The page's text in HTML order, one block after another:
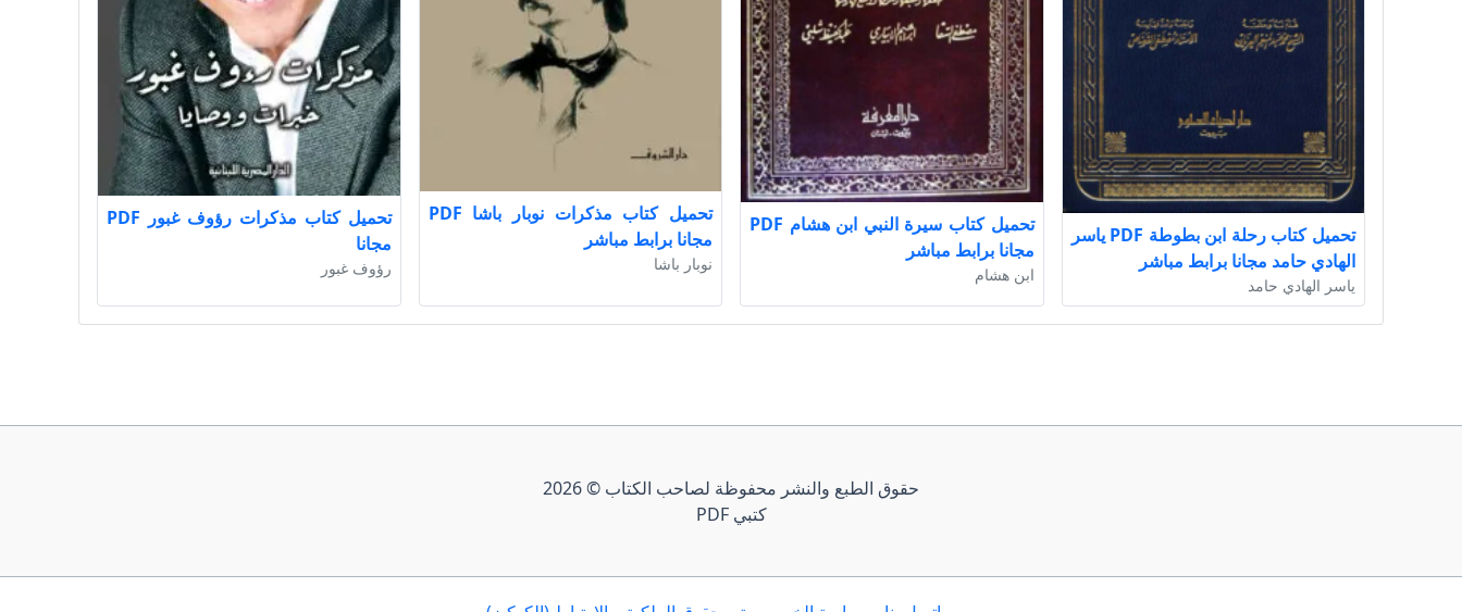
تحميل كتاب رحلة ابن بطوطة PDF ياسر
الهادي حامد مجانا برابط مباشر
ياسر الهادي حامد
تحميل كتاب سيرة النبي ابن هشام PDF
مجانا برابط مباشر
ابن هشام
تحميل كتاب مذكرات نوبار باشا PDF
مجانا برابط مباشر
نوبار باشا
تحميل كتاب مذكرات رؤوف غبور PDF
مجانا
رؤوف غبور
حقوق الطبع والنشر محفوظة لصاحب الكتاب © 2026
كتبي PDF